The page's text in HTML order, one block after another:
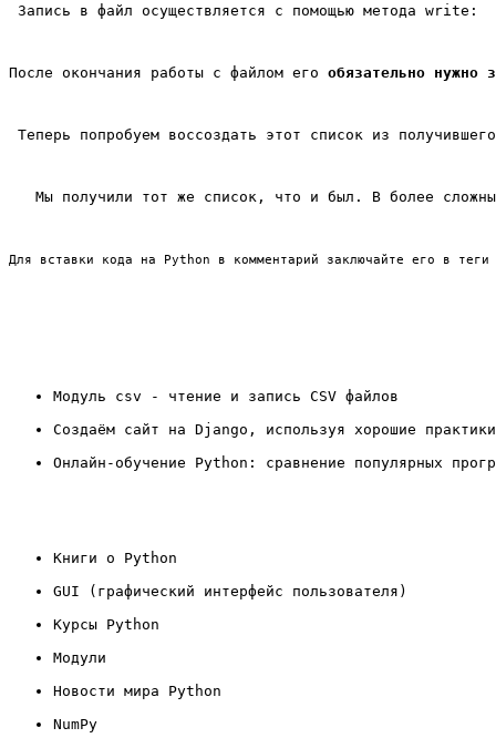
Запись в файл осуществляется с помощью метода write:
После окончания работы с файлом его обязательно нужно
Теперь попробуем воссоздать этот список из
Мы получили тот же список, что и был. В более
Для вставки кода на Python в комментарий заключайте его в теги
Модуль csv - чтение и запись CSV файлов
Создаём сайт на Django, используя хорошие
Онлайн-обучение Python: сравнение популярных
Книги о Python
GUI (графический интерфейс пользователя)
Курсы Python
Модули
Новости мира Python
NumPy